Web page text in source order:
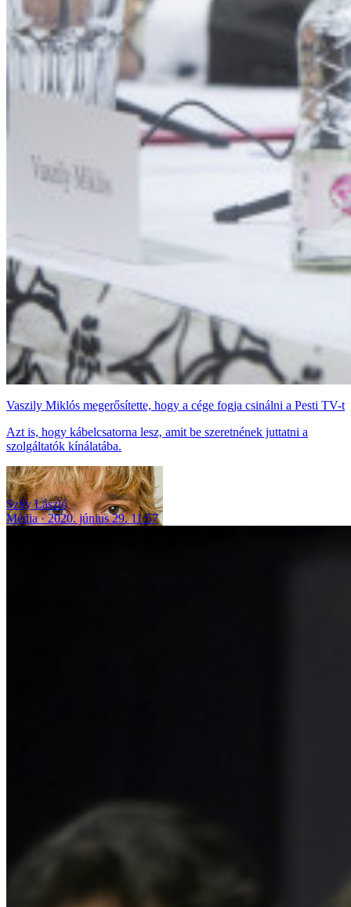
Vaszily Miklós megerősítette, hogy a cége fogja csinálni a Pesti TV-t
Azt is, hogy kábelcsatorna lesz, amit be szeretnének juttatni a
szolgáltatók kínálatába.
Szily László
Média
2020. június 29. 11:57